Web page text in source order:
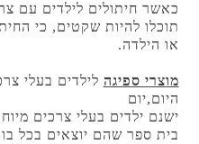
כאשר חיתולים לילדים עם
תוכלו להיות שקטים, כי
או הילדה.
מוצרי ספיגה לילדים בעלי
היום,יום
ישנם ילדים בעלי צרכים
בית ספר שהם יוצאים בכל